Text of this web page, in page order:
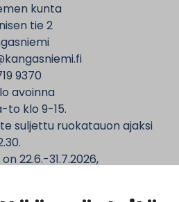
kunta
tie 2
9370
avoinna
to klo 9-15.
suljettu ruokatauon ajaksi
22.6.-31.7.2026,